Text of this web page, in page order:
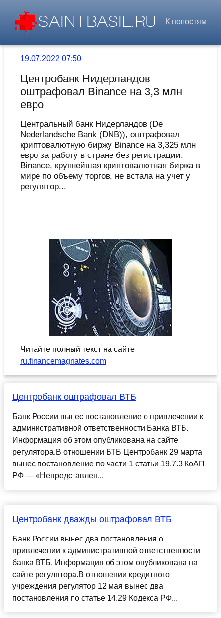
К новостям
19.07.2022 07:50
Центробанк Нидерландов
оштрафовал Binance на 3,3 млн
евро
Центральный банк Нидерландов (De
Nederlandsche Bank (DNB)), оштрафовал
криптовалютную биржу Binance на 3,325 млн
евро за работу в стране без регистрации.
Binance, крупнейшая криптовалютная биржа в
мире по объему торгов, не встала на учет у
регулятор...
Читайте полный текст на сайте
ru.financemagnates.com
Центробанк оштрафовал ВТБ
Банк России вынес постановление о привлечении к
административной ответственности Банка ВТБ.
Информация об этом опубликована на сайте
регулятора.В отношении ВТБ Центробанк 29 марта
вынес постановление по части 1 статьи 19.7.3 КоАП
РФ — «Непредставлен...
Центробанк дважды оштрафовал ВТБ
Банк России вынес два постановления о
привлечении к административной ответственности
банка ВТБ. Информация об этом опубликована на
сайте регулятора.В отношении кредитного
учреждения регулятор 12 мая вынес два
постановления по статье 14.29 Кодекса РФ...